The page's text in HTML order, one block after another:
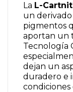
La L-
un derivado
pigmentos
aportan un
Tecnología
dejan un
duradero e